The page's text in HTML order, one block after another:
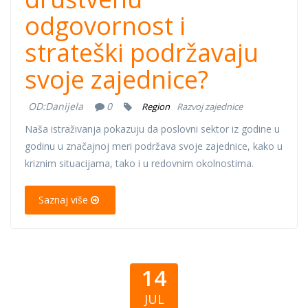
odgovornost i
strateški podržavaju
svoje zajednice?
OD:Danijela 0 Region Razvoj zajednice
Naša istraživanja pokazuju da poslovni sektor iz godine u
godinu u značajnoj meri podržava svoje zajednice, kako u
kriznim situacijama, tako i u redovnim okolnostima.
Saznaj više
14
JUL